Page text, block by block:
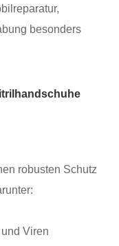
besonders
robusten Schutz
Viren